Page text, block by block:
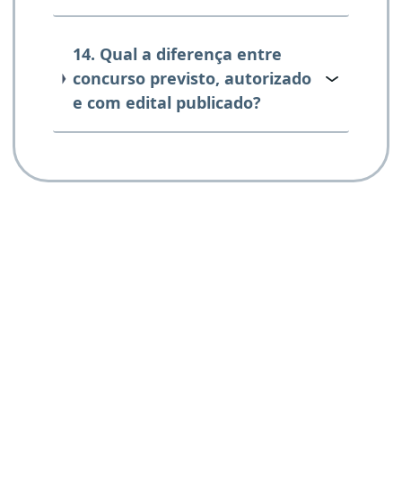
14. Qual a diferença entre
concurso previsto, autorizado
e com edital publicado?